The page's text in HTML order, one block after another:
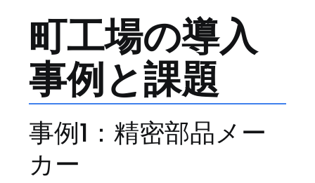
町工場の導入
事例と課題
事例1：精密部品メー
カー